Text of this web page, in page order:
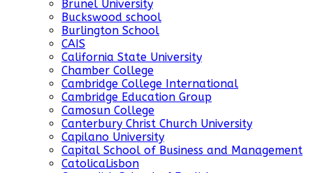
Brunel University
Buckswood school
Burlington School
CAIS
California State University
Chamber College
Cambridge College International
Cambridge Education Group
Camosun College
Canterbury Christ Church University
Capilano University
Capital School of Business and Management
CatolicaLisbon